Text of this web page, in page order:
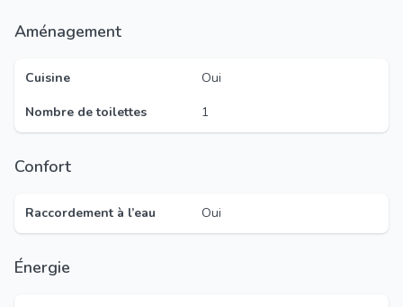
Aménagement
Cuisine
Oui
Nombre de toilettes
1
Confort
Raccordement à l’eau Oui
Énergie